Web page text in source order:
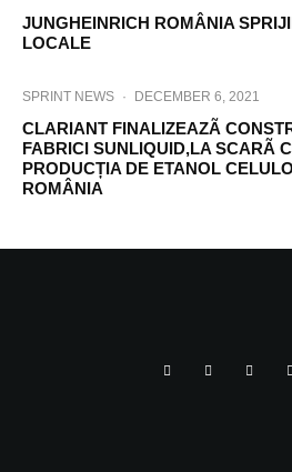
JUNGHEINRICH ROMÂNIA
LOCALE
SPRINT NEWS · DECEMBER 6, 2021
CLARIANT FINALIZEAZÃ
FABRICI SUNLIQUID,LA SCARÃ
PRODUCȚIA DE ETANOL
ROMÂNIA